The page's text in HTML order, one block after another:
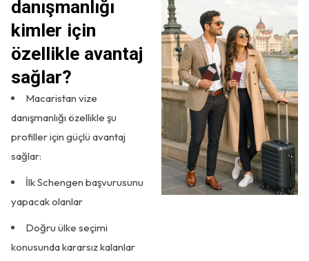
danışmanlığı
kimler için
özellikle avantaj
sağlar?
Macaristan vize
danışmanlığı özellikle şu
profiller için güçlü avantaj
sağlar:
İlk Schengen başvurusunu
yapacak olanlar
Doğru ülke seçimi
konusunda kararsız kalanlar